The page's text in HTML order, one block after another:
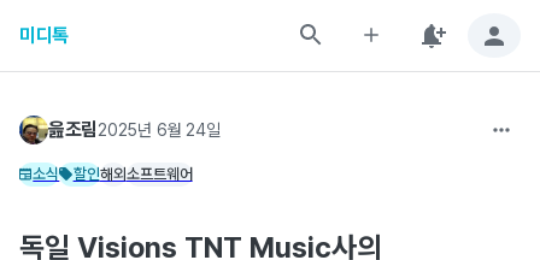
미디톡
읊조림2025년 6월 24일
소식 할인해외 소프트웨어
독일 Visions TNT Music사의